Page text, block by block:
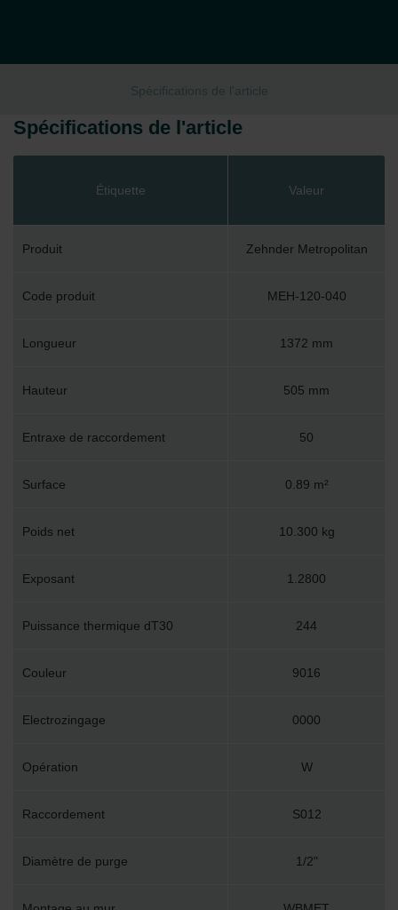
Spécifications de l'article
Spécifications de l'article
Étiquette Valeur
Produit Zehnder Metropolitan
Code produit MEH-120-040
Longueur 1372 mm
Hauteur 505 mm
Entraxe de raccordement 50
Surface 0.89 m²
Poids net 10.300 kg
Exposant 1.2800
Puissance thermique dT30 244
Couleur 9016
Electrozingage 0000
Opération W
Raccordement S012
Diamètre de purge 1/2"